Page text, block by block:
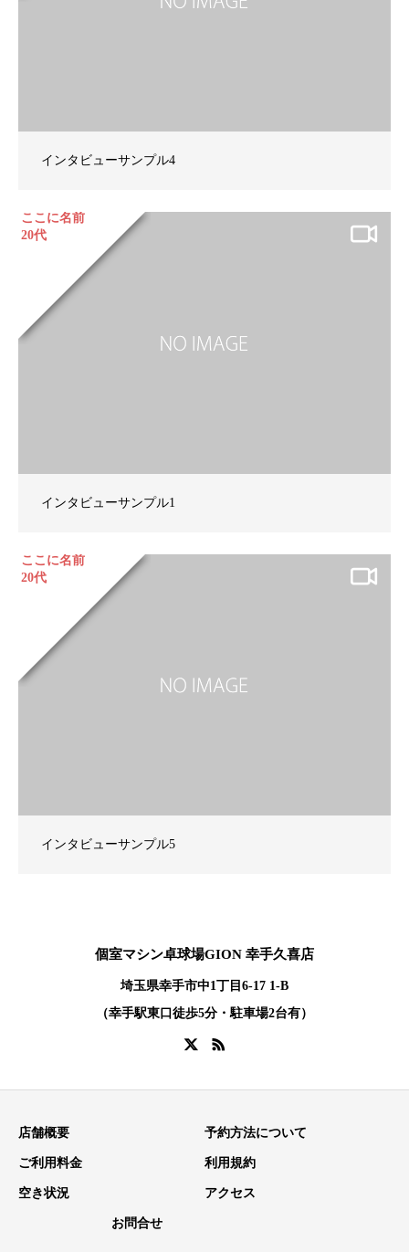
インタビューサンプル4
ここに名前
20代
インタビューサンプル1
ここに名前
20代
インタビューサンプル5
個室マシン卓球場GION 幸手久喜店
埼玉県幸手市中1丁目6-17 1-B
（幸手駅東口徒歩5分・駐車場2台有）
店舗概要 予約方法について
ご利用料金 利用規約
空き状況 アクセス
お問合せ